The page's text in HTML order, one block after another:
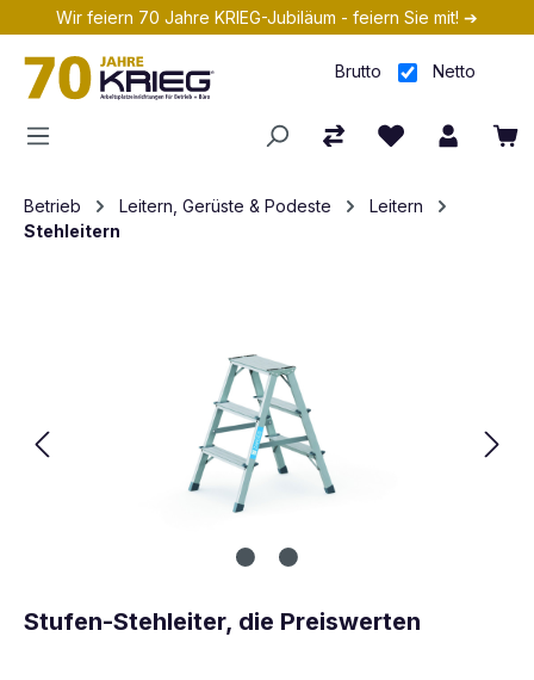
Zum Hauptinhalt springen
Wir feiern 70 Jahre KRIEG-Jubiläum - feiern Sie mit! ➔
Brutto Netto
Betrieb Leitern, Gerüste & Podeste
Leitern
Stehleitern
Stufen-Stehleiter, die Preiswerten